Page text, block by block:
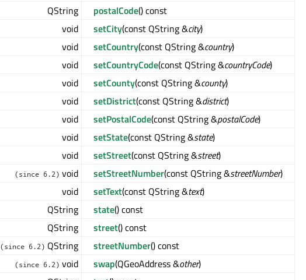
QString
postalCode() const
void
setCity(const QString &city)
void
setCountry(const QString &country)
void
setCountryCode(const QString &countryCode)
void
setCounty(const QString &county)
void
setDistrict(const QString &district)
void
setPostalCode(const QString &postalCode)
void
setState(const QString &state)
void
setStreet(const QString &street)
(since 6.2) void setStreetNumber(const QString &streetNumber)
void
setText(const QString &text)
QString
state() const
QString
street() const
(since 6.2) QString streetNumber() const
(since 6.2) void swap(QGeoAddress &other)